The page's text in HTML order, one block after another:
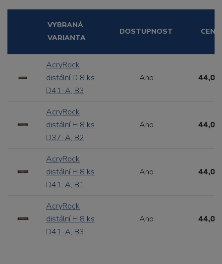
VYBRANÁ
VARIANTA
DOSTUPNOST CENA
AcryRock
distální D 8 ks
D41-A, B3
Ano 44,00
AcryRock
distální H 8 ks
D37-A, B2
Ano 44,00
AcryRock
distální H 8 ks
D41-A, B1
Ano 44,00
AcryRock
distální H 8 ks
D41-A, B3
Ano 44,00